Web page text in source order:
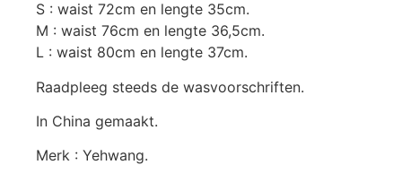
S : waist 72cm en lengte 35cm.
M : waist 76cm en lengte 36,5cm.
L : waist 80cm en lengte 37cm.
Raadpleeg steeds de wasvoorschriften.
In China gemaakt.
Merk : Yehwang.